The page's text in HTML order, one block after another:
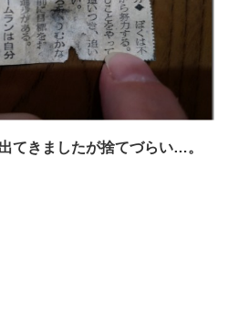
てきましたが捨てづらい…。